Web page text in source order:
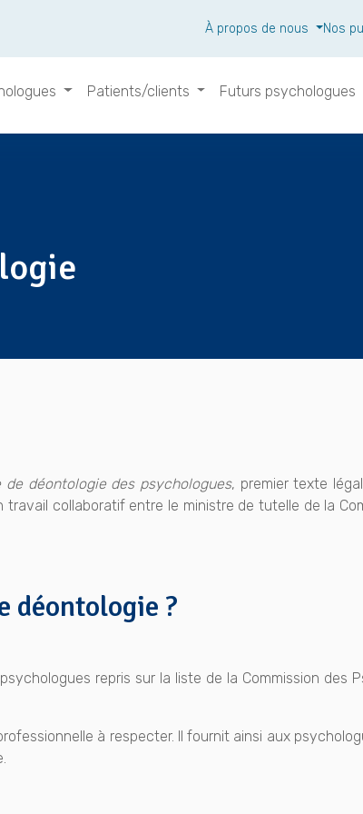
À propos de nous Nos
Patients/clients Futurs psychologues
de déontologie des psychologues, premier texte
travail collaboratif entre le ministre de tutelle de la
déontologie ?
repris sur la liste de la Commission
à respecter. Il fournit ainsi aux